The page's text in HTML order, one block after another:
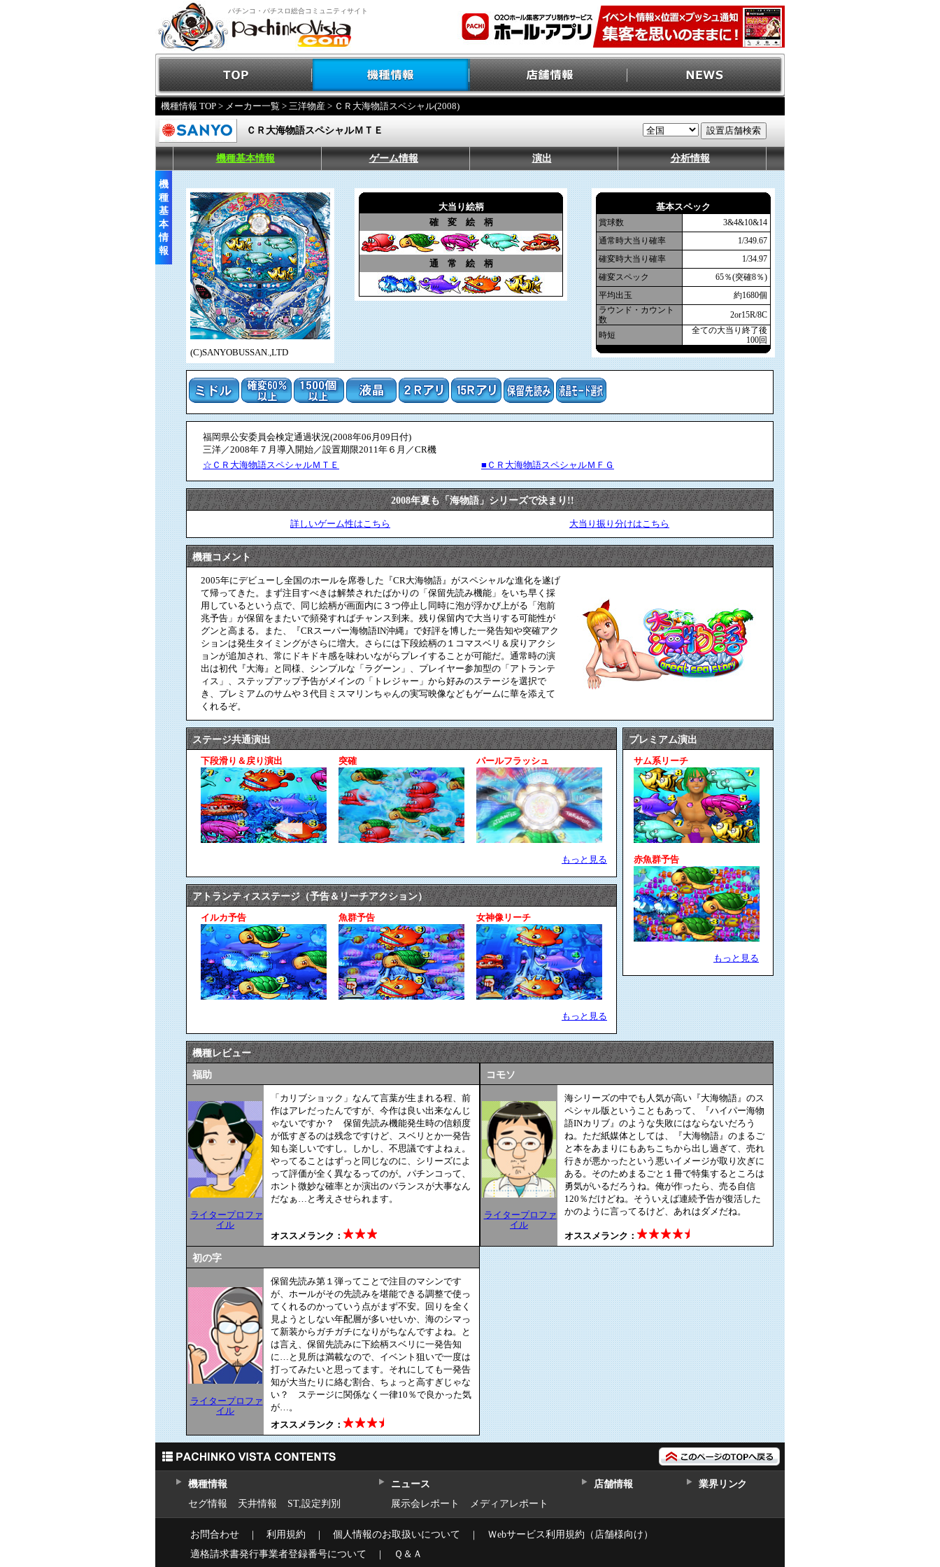
パチンコ・パチスロ総合コミュニティサイト
機種情報 TOP > メーカー一覧 > 三洋物産 > ＣＲ大海物語スペシャル(2008)
ＣＲ大海物語スペシャルＭＴＥ
機種基本情報 ゲーム情報 演出 分析情報
機
種
基
本
情
報
(C)SANYOBUSSAN.,LTD
大当り絵柄
確 変 絵 柄
通 常 絵 柄
基本スペック
賞球数
3&4&10&14
通常時大当り確率
1/349.67
確変時大当り確率
1/34.97
確変スペック
65％(突確8％)
平均出玉
約1680個
ラウンド・カウント
数
2or15R/8C
時短
全ての大当り終了後
100回
福岡県公安委員会検定通過状況(2008年06月09日付)
三洋／2008年７月導入開始／設置期限2011年６月／CR機
☆ＣＲ大海物語スペシャルＭＴＥ
■ＣＲ大海物語スペシャルＭＦＧ
2008年夏も「海物語」シリーズで決まり!!
詳しいゲーム性はこちら 大当り振り分けはこちら
機種コメント
2005年にデビューし全国のホールを席巻した『CR大海物語』がスペシャルな進化を遂げ
て帰ってきた。まず注目すべきは解禁されたばかりの「保留先読み機能」をいち早く採
用しているという点で、同じ絵柄が画面内に３つ停止し同時に泡が浮かび上がる「泡前
兆予告」が保留をまたいで頻発すればチャンス到来。残り保留内で大当りする可能性が
グンと高まる。また、『CRスーパー海物語IN沖縄』で好評を博した一発告知や突確アク
ションは発生タイミングがさらに増大。さらには下段絵柄の１コマスベリ＆戻りアクシ
ョンが追加され、常にドキドキ感を味わいながらプレイすることが可能だ。通常時の演
出は初代『大海』と同様、シンプルな「ラグーン」、プレイヤー参加型の「アトランテ
ィス」、ステップアップ予告がメインの「トレジャー」から好みのステージを選択で
き、プレミアムのサムや３代目ミスマリンちゃんの実写映像などもゲームに華を添えて
くれるぞ。
ステージ共通演出
下段滑り＆戻り演出
突確 パールフラッシュ
もっと見る
プレミアム演出
サム系リーチ
赤魚群予告
もっと見る
アトランティスステージ（予告＆リーチアクション）
イルカ予告
魚群予告 女神像リーチ
もっと見る
機種レビュー
福助
ライタープロファ
イル
「カリブショック」なんて言葉が生まれる程、前
作はアレだったんですが、今作は良い出来なんじ
ゃないですか？ 保留先読み機能発生時の信頼度
が低すぎるのは残念ですけど、スベリとか一発告
知も楽しいですし。しかし、不思議ですよねぇ。
やってることはずっと同じなのに、シリーズによ
って評価が全く異なるってのが。パチンコって、
ホント微妙な確率とか演出のバランスが大事なん
だなぁ…と考えさせられます。
オススメランク：
コモソ
ライタープロファ
イル
海シリーズの中でも人気が高い『大海物語』のス
ペシャル版ということもあって、『ハイパー海物
語INカリブ』のような失敗にはならないだろう
ね。ただ紙媒体としては、『大海物語』のまるご
と本をあまりにもあちこちから出し過ぎて、売れ
行きが悪かったという悪いイメージが取り次ぎに
ある。そのためまるごと１冊で特集するところは
勇気がいるだろうね。俺が作ったら、売る自信
120％だけどね。そういえば連続予告が復活した
かのように言ってるけど、あれはダメだね。
オススメランク：
初の字
ライタープロファ
イル
保留先読み第１弾ってことで注目のマシンです
が、ホールがその先読みを堪能できる調整で使っ
てくれるのかっていう点がまず不安。回りを全く
見ようとしない年配層が多いせいか、海のシマっ
て新装からガチガチになりがちなんですよね。と
は言え、保留先読みに下絵柄スベリに一発告知
に…と見所は満載なので、イベント狙いで一度は
打ってみたいと思ってます。それにしても一発告
知が大当たりに絡む割合、ちょっと高すぎじゃな
い？ ステージに関係なく一律10％で良かった気
が…。
オススメランク：
機種情報
セグ情報
天井情報 ST,設定判別
ニュース
展示会レポート
メディアレポート
店舗情報 業界リンク
お問合わせ ｜ 利用規約 ｜ 個人情報のお取扱いについて ｜ Ｗebサービス利用規約（店舗様向け）
適格請求書発行事業者登録番号について ｜ Ｑ＆Ａ